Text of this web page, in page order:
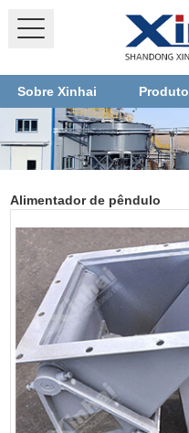
Sobre Xinhai Produto
Alimentador de pêndulo